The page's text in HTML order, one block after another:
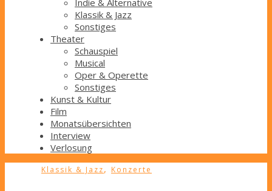
Indie & Alternative
Klassik & Jazz
Sonstiges
Theater
Schauspiel
Musical
Oper & Operette
Sonstiges
Kunst & Kultur
Film
Monatsübersichten
Interview
Verlosung
Klassik & Jazz, Konzerte